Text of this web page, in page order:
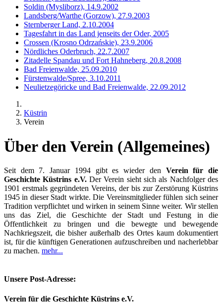
Soldin (Mysliborz), 14.9.2002
Landsberg/Warthe (Gorzow), 27.9.2003
Sternberger Land, 2.10.2004
Tagesfahrt in das Land jenseits der Oder, 2005
Crossen (Krosno Odrzańskie), 23.9.2006
Nördliches Oderbruch, 22.7.2007
Zitadelle Spandau und Fort Hahneberg, 20.8.2008
Bad Freienwalde, 25.09.2010
Fürstenwalde/Spree, 3.10.2011
Neulietzegöricke und Bad Freienwalde, 22.09.2012
Küstrin
Verein
Über den Verein (Allgemeines)
Seit dem 7. Januar 1994 gibt es wieder den Verein für die
Geschichte Küstrins e.V.Der Verein sieht sich als Nachfolger des
1901 erstmals gegründeten Vereins, der bis zur Zerstörung Küstrins
1945 in dieser Stadt wirkte. Die Vereinsmitglieder fühlen sich seiner
Tradition verpflichtet und wirken in seinem Sinne weiter. Wir stellen
uns das Ziel, die Geschichte der Stadt und Festung in die
Öffentlichkeit zu bringen und die bewegte und bewegende
Nachkriegszeit, die bisher außerhalb des Ortes kaum dokumentiert
ist, für die künftigen Generationen aufzuschreiben und nacherlebbar
zu machen. mehr...
Unsere Post-Adresse:
Verein für die Geschichte Küstrins e.V.